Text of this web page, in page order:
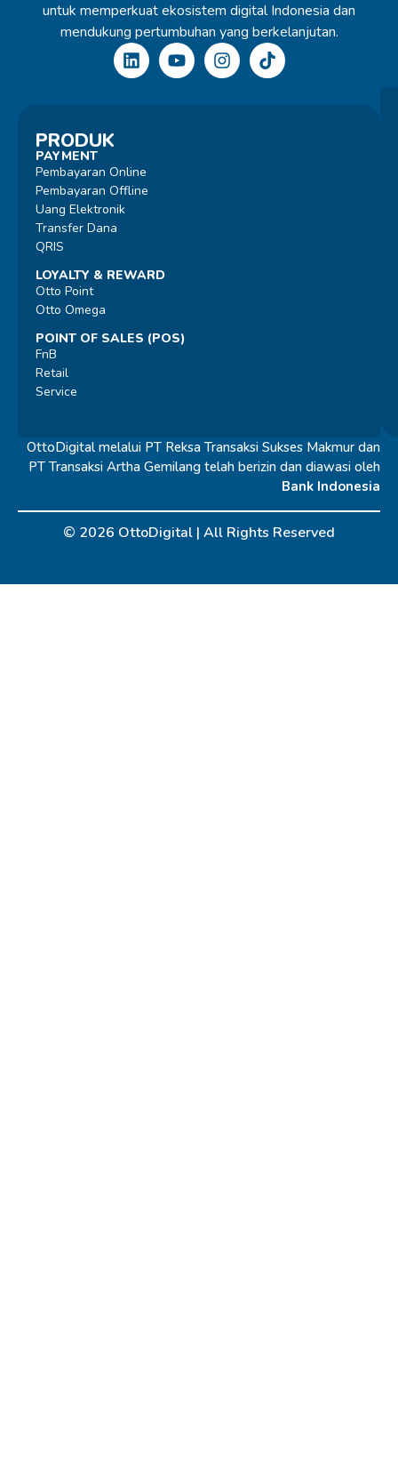
untuk memperkuat ekosistem digital Indonesia dan
mendukung pertumbuhan yang berkelanjutan.
PRODUK
PAYMENT
Pembayaran Online
Pembayaran Offline
Uang Elektronik
Transfer Dana
QRIS
LOYALTY & REWARD
Otto Point
Otto Omega
POINT OF SALES (POS)
FnB
Retail
Service
OttoDigital melalui PT Reksa Transaksi Sukses Makmur dan
PT Transaksi Artha Gemilang telah berizin dan diawasi oleh
Bank Indonesia
© 2026 OttoDigital | All Rights Reserved